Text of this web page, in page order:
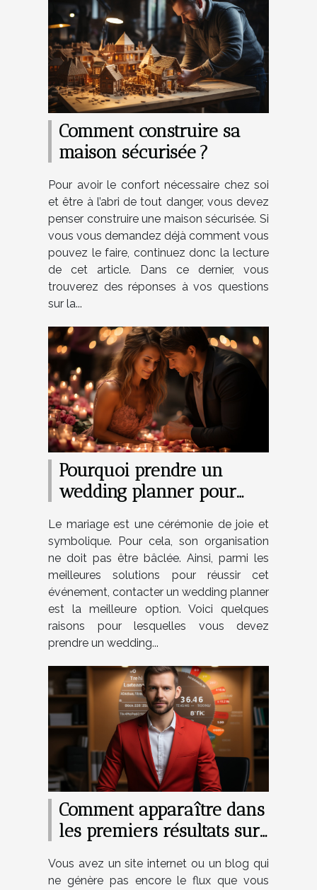
Comment construire sa
maison sécurisée ?
Pour avoir le confort nécessaire chez soi
et être à l’abri de tout danger, vous devez
penser construire une maison sécurisée. Si
vous vous demandez déjà comment vous
pouvez le faire, continuez donc la lecture
de cet article. Dans ce dernier, vous
trouverez des réponses à vos questions
sur la...
Pourquoi prendre un
wedding planner pour
Le mariage est une cérémonie de joie et
symbolique. Pour cela, son organisation
ne doit pas être bâclée. Ainsi, parmi les
meilleures solutions pour réussir cet
événement, contacter un wedding planner
est la meilleure option. Voici quelques
raisons pour lesquelles vous devez
prendre un wedding...
Comment apparaître dans
les premiers résultats sur
Vous avez un site internet ou un blog qui
ne génère pas encore le flux que vous